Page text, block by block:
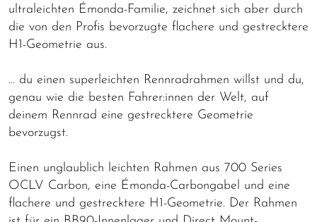
ultraleichten Émonda-Familie, zeichnet sich aber durch
die von den Profis bevorzugte flachere und gestrecktere
H1-Geometrie aus.
… du einen superleichten Rennradrahmen willst und du,
genau wie die besten Fahrer:innen der Welt, auf
deinem Rennrad eine gestrecktere Geometrie
bevorzugst.
Einen unglaublich leichten Rahmen aus 700 Series
OCLV Carbon, eine Émonda-Carbongabel und eine
flachere und gestrecktere H1-Geometrie. Der Rahmen